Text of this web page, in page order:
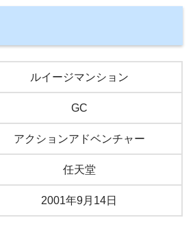
ルイージマンション
GC
アクションアドベンチャー
任天堂
2001年9月14日